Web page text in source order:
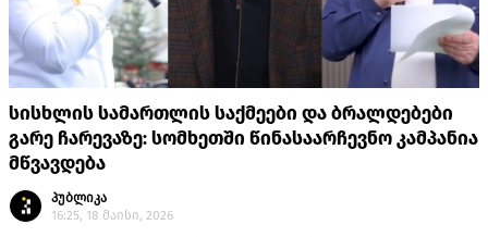
სისხლის სამართლის საქმეები და ბრალდებები
გარე ჩარევაზე: სომხეთში წინასაარჩევნო კამპანია
მწვავდება
პუბლიკა
16:25, 18 მაისი, 2026